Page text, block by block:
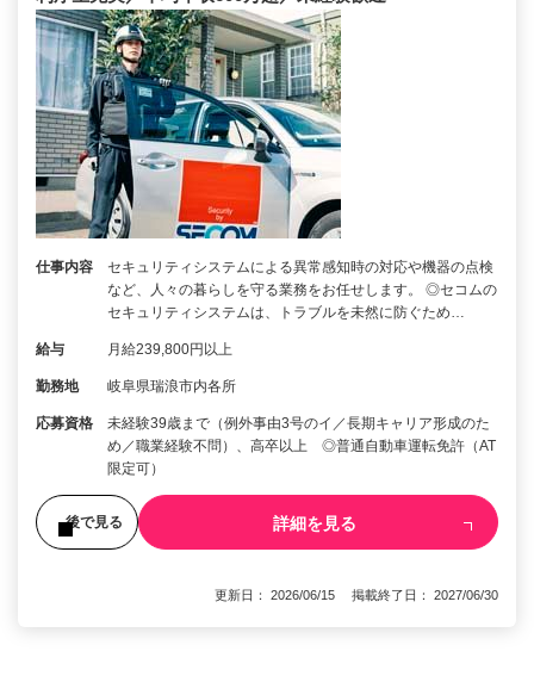
仕事内容
セキュリティシステムによる異常感知時の対応や機器の点検
など、人々の暮らしを守る業務をお任せします。 ◎セコムの
セキュリティシステムは、トラブルを未然に防ぐため…
給与 月給239,800円以上
勤務地 岐阜県瑞浪市内各所
応募資格
未経験39歳まで（例外事由3号のイ／長期キャリア形成のた
め／職業経験不問）、高卒以上 ◎普通自動車運転免許（AT
限定可）
後で見る 詳細を見る
更新日： 2026/06/15 掲載終了日： 2027/06/30